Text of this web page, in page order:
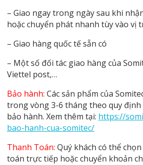
– Giao ngay trong ngày sau khi
hoặc chuyển phát nhanh tùy vào vị
– Giao hàng quốc tế sẵn có
– Một số đối tác giao hàng của
Viettel post,…
Bảo hành: Các sản phẩm của
trong vòng 3-6 tháng theo quy
bảo hành. Xem thêm tại: https://
bao-hanh-cua-somitec/
Thanh Toán: Quý khách có thể
toán trực tiếp hoặc chuyển khoản